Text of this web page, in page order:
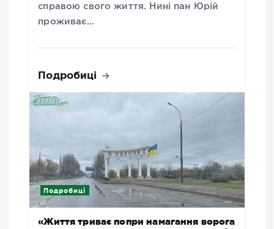
справою свого життя. Нині пан Юрій
проживає…
Подробиці
Подробиці
«Життя триває попри намагання ворога